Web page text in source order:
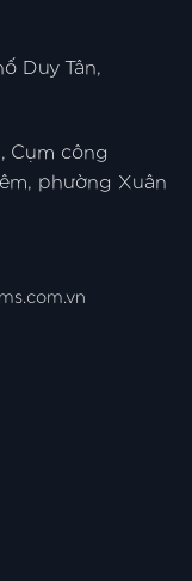
Duy Tân,
Cụm công
phường Xuân